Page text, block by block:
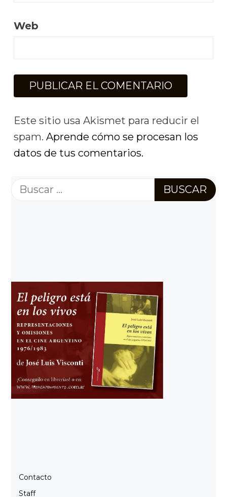
Web
Este sitio usa Akismet para reducir el
spam. Aprende cómo se procesan los
datos de tus comentarios.
Buscar:
Contacto
Staff